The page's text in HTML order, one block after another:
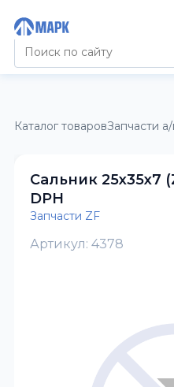
Каталог товаровЗапчасти
Сальник 25x35x7
DPH
Запчасти ZF
Артикул: 4378